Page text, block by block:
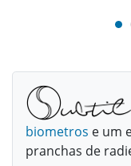
biometros e um
pranchas de